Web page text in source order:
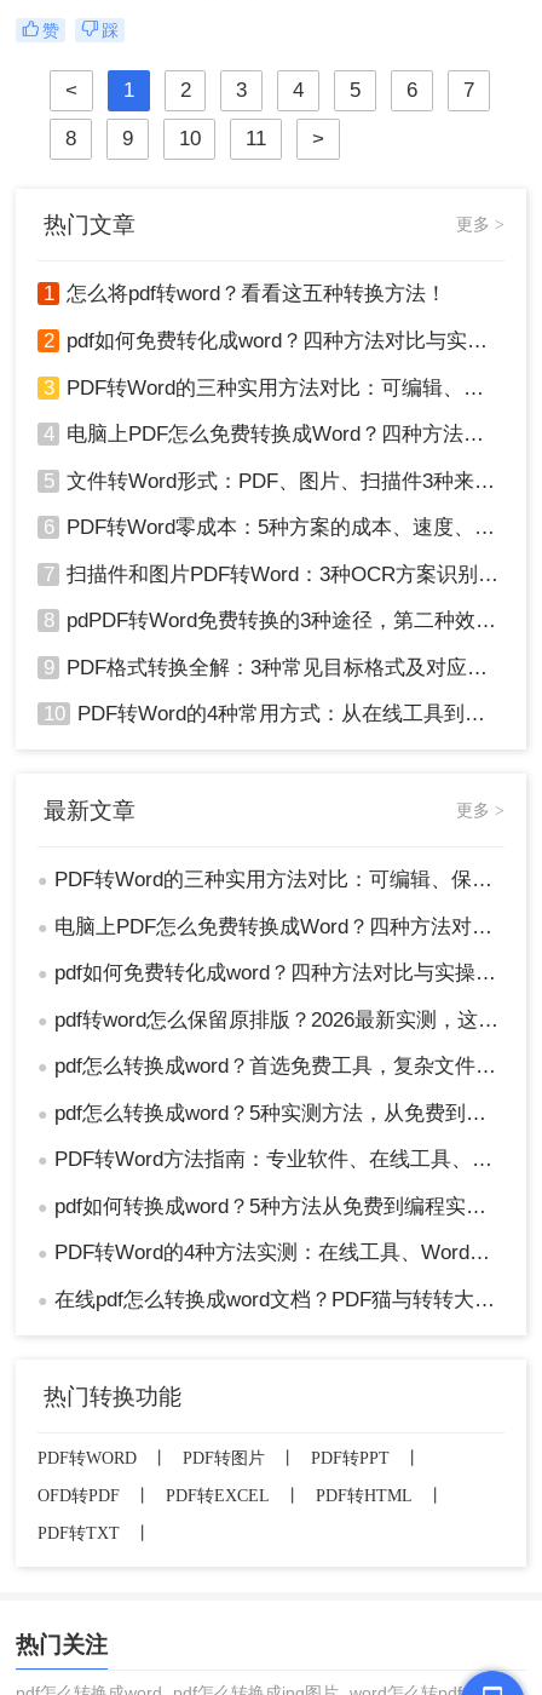
钟内获得印刷级清晰度！
错位等问题频发。许多用户盲目使用
在线工具，导致文档返工重做。那么
pdf转word怎么保留原排版呢？本文基
于Windows 10/11系统实测，系统梳理
5种安全有效方法，明确标注每种方
案的适用边界与关键细节，助您高效
赞 踩
< 1 2 3 4 5 6 7
8 9 10 11 >
热门文章 更多 >
1 怎么将pdf转word？看看这五种转换方法！
2 pdf如何免费转化成word？四种方法对比与实操指南（附详细表格）
3 PDF转Word的三种实用方法对比：可编辑、保格式、避风险！
4 电脑上PDF怎么免费转换成Word？四种方法对比与实操指南（附详细表格）!
5 文件转Word形式：PDF、图片、扫描件3种来源分别怎么处理！
6 PDF转Word零成本：5种方案的成本、速度、精度对比！
7 扫描件和图片PDF转Word：3种OCR方案识别率实测！
8 pdPDF转Word免费转换的3种途径，第二种效率最高！
9 PDF格式转换全解：3种常见目标格式及对应操作方法！
10 PDF转Word的4种常用方式：从在线工具到桌面软件全梳理！
最新文章 更多 >
● PDF转Word的三种实用方法对比：可编辑、保格式、避风险！
● 电脑上PDF怎么免费转换成Word？四种方法对比与实操指南（附详细表格）!
● pdf如何免费转化成word？四种方法对比与实操指南（附详细表格）
● pdf转word怎么保留原排版？2026最新实测，这5种方法从免费到专业全搞定！
● pdf怎么转换成word？首选免费工具，复杂文件再上专业软件！
● pdf怎么转换成word？5种实测方法，从免费到专业全攻略！
● PDF转Word方法指南：专业软件、在线工具、Word内置与改后缀名4种方案对比！
● pdf如何转换成word？5种方法从免费到编程实测对比！
● PDF转Word的4种方法实测：在线工具、Word、Adobe与开源软件对比！！
● 在线pdf怎么转换成word文档？PDF猫与转转大师2种在线工具使用指南与功能对比！
热门转换功能
PDF转WORD PDF转图片 PDF转PPT
OFD转PDF
PDF转EXCEL PDF转HTML
PDF转TXT
热门关注